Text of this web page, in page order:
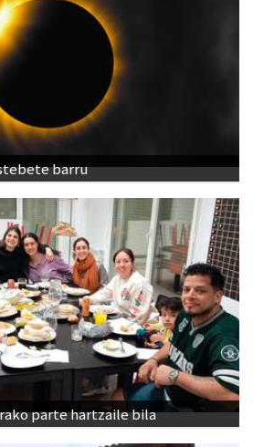
barru
parte hartzaile bila